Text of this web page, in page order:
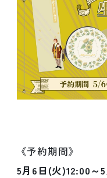
《予約期間》
5月6日(火)12:00～